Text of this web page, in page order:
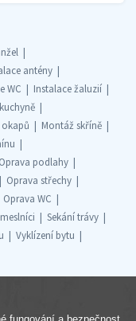
antény
WC
Instalace žaluzií
Montáž skříně
Oprava podlahy
Oprava střechy
Oprava WC
Sekání trávy
Vyklízení bytu